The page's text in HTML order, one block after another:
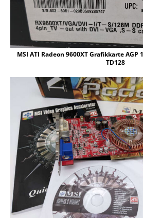
MSI ATI Radeon 9600XT Grafikkarte AGP
TD128